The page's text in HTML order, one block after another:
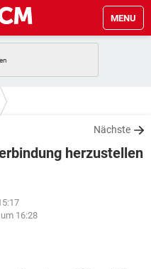
MENU
IOS
TIKTOK
HARDWARE
STREAMING
INSTAGRAM
IOS
Nächste
herzustellen
16:28